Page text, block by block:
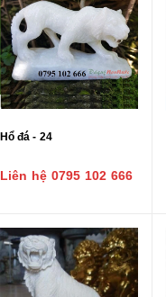
Hổ đá - 24
Liên hệ 0795 102 666